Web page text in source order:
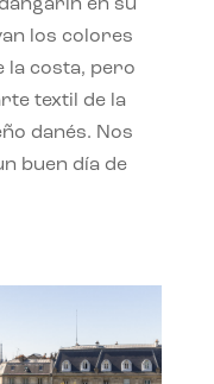
en su
los colores
la costa, pero
textil de la
danés. Nos
buen día de